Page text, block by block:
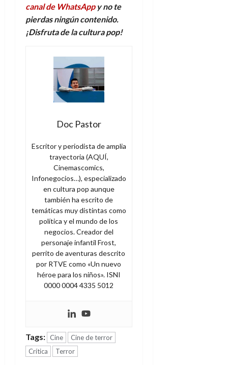
canal de WhatsAppy no te
pierdas ningún contenido.
¡Disfruta de laculturapop!
Doc Pastor
Escritor y periodista de amplia
trayectoria (AQUÍ,
Cinemascomics,
Infonegocios…), especializado
en cultura pop aunque
también ha escrito de
temáticas muy distintas como
política y el mundo de los
negocios. Creador del
personaje infantil Frost,
perrito de aventuras descrito
por RTVE como «Un nuevo
héroe para los niños». ISNI
0000 0004 4335 5012
Tags: Cine
Cine de terror
Crítica
Terror